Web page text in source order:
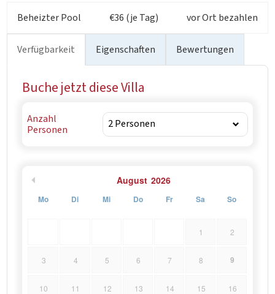
Barbariga zu entdecken, die Inseln des Nationalparks
Brijuni und das mittelalterliche Vodnjan zu besuchen,
dessen Kirche St. Blaise den höchsten Glockenturm
Beheizter Pool €36 (je Tag) vor Ort bezahlen
Verfügbarkeit Eigenschaften Bewertungen
Buche jetzt diese Villa
Anzahl
Personen
August 2026
Mo Di Mi Do Fr Sa So
1 2
3 4 5 6 7 8 9
10 11 12 13 14 15 16